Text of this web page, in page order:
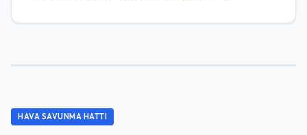
HAVA SAVUNMA HATTI